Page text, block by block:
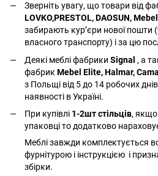
Зверніть увагу, що товари від
LOVKO,PRESTOL, DAOSUN,
забирають курʼєри нової пошти
власного транспорту) і за цю
Деякі меблі фабрики Signal , а
фабрик Mebel Elite, Halmar,
з Польщі від 5 до 14 робочих
наявності в Україні.
При купівлі 1-2шт стільців, якщо
упаковці то додатково
Меблі завжди комплектується
фурнітурою і інструкцією і
збірки.